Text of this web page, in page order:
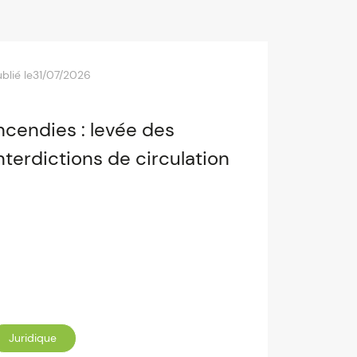
le31/07/2026
: levée des
de circulation
Juridique